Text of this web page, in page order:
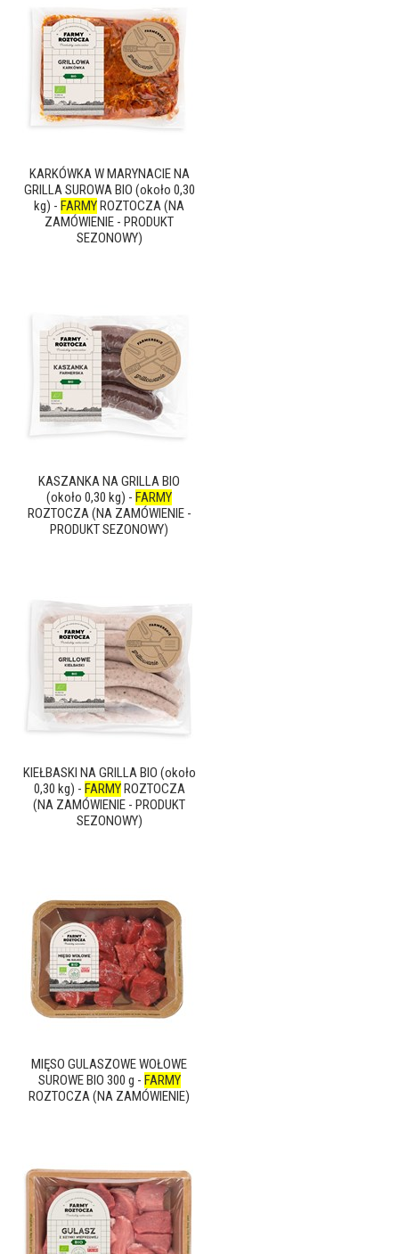
KARKÓWKA W MARYNACIE NA
GRILLA SUROWA BIO (około 0,30
kg) - FARMYROZTOCZA (NA
ZAMÓWIENIE - PRODUKT
SEZONOWY)
KASZANKA NA GRILLA BIO
(około 0,30 kg) - FARMY
ROZTOCZA (NA ZAMÓWIENIE -
PRODUKT SEZONOWY)
KIEŁBASKI NA GRILLA BIO (około
0,30 kg) - FARMYROZTOCZA
(NA ZAMÓWIENIE - PRODUKT
SEZONOWY)
MIĘSO GULASZOWE WOŁOWE
SUROWE BIO 300 g - FARMY
ROZTOCZA (NA ZAMÓWIENIE)